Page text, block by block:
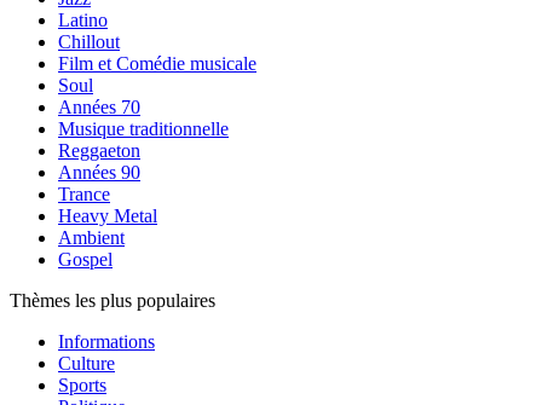
Latino
Chillout
Film et Comédie musicale
Soul
Années 70
Musique traditionnelle
Reggaeton
Années 90
Trance
Heavy Metal
Ambient
Gospel
Thèmes les plus populaires
Informations
Culture
Sports